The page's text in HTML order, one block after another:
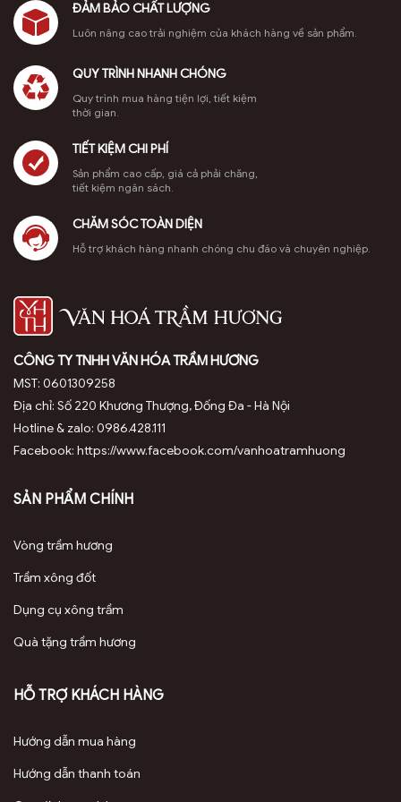
tích chuyên
sâu về cách
xay bột trầm
dác, và bí
quyết giúp
nụ trầm
công cháy
hết, […]
biết
hiếm, giúp
biệt dễ dàng.
và trầm
hương đều là
quý, thường
được sử
dụng trong
khảo ngay!
Trầm hương
ĐẢM BẢO CHẤT LƯỢNG
Luôn nâng cao trải nghiệm của khách hàng về sản phẩm.
QUY TRÌNH NHANH CHÓNG
Quy trình mua hàng tiện lợi, tiết kiệm
thời gian.
TIẾT KIỆM CHI PHÍ
Sản phẩm cao cấp, giá cả phải chăng,
tiết kiệm ngân sách.
CHĂM SÓC TOÀN DIỆN
Hỗ trợ khách hàng nhanh chóng chu đáo và chuyên nghiệp.
CÔNG TY TNHH VĂN HÓA TRẦM HƯƠNG
MST: 0601309258
Địa chỉ: Số 220 Khương Thượng, Đống Đa - Hà Nội
Hotline & zalo: 0986.428.111
Facebook: https://www.facebook.com/vanhoatramhuong
SẢN PHẨM CHÍNH
Vòng trầm hương
Trầm xông đốt
Dụng cụ xông trầm
Quà tặng trầm hương
HỖ TRỢ KHÁCH HÀNG
Hướng dẫn mua hàng
Hướng dẫn thanh toán